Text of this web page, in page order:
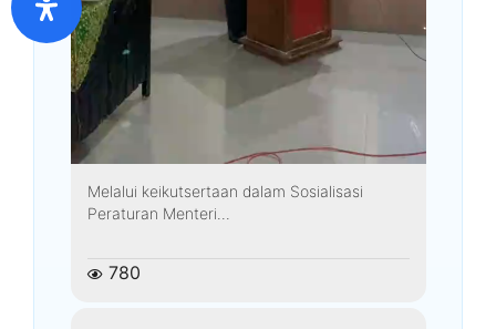
Melalui keikutsertaan dalam Sosialisasi
Peraturan Menteri...
780